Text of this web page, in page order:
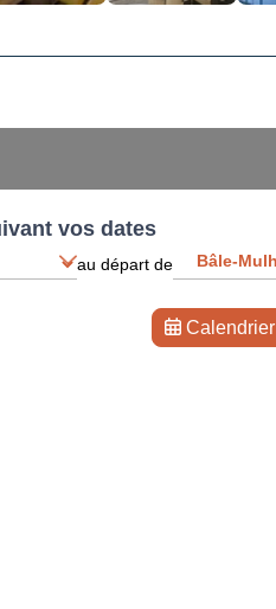
vos dates
au départ de
Calendrier